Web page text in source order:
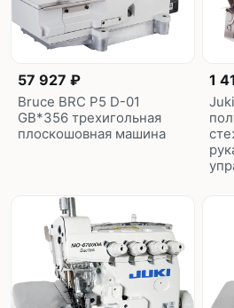
57 927 ₽
Bruce BRC P5 D-01
GB*356 трехигольная
плоскошовная машина
1